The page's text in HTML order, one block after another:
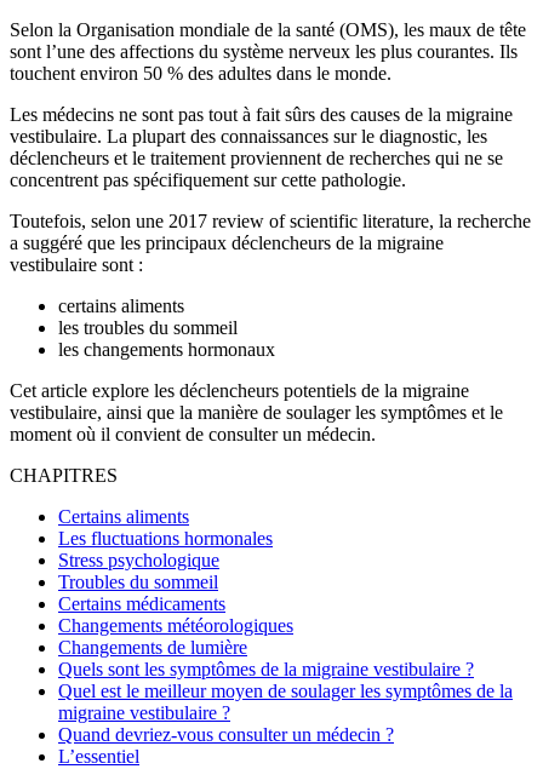
Selon la Organisation mondiale de la santé (OMS), les maux de tête
sont l’une des affections du système nerveux les plus courantes. Ils
touchent environ 50 % des adultes dans le monde.
Les médecins ne sont pas tout à fait sûrs des causes de la migraine
vestibulaire. La plupart des connaissances sur le diagnostic, les
déclencheurs et le traitement proviennent de recherches qui ne se
concentrent pas spécifiquement sur cette pathologie.
Toutefois, selon une 2017 review of scientific literature, la recherche
a suggéré que les principaux déclencheurs de la migraine
vestibulaire sont :
certains aliments
les troubles du sommeil
les changements hormonaux
Cet article explore les déclencheurs potentiels de la migraine
vestibulaire, ainsi que la manière de soulager les symptômes et le
moment où il convient de consulter un médecin.
CHAPITRES
Certains aliments
Les fluctuations hormonales
Stress psychologique
Troubles du sommeil
Certains médicaments
Changements météorologiques
Changements de lumière
Quels sont les symptômes de la migraine vestibulaire ?
Quel est le meilleur moyen de soulager les symptômes de la
migraine vestibulaire ?
Quand devriez-vous consulter un médecin ?
L’essentiel